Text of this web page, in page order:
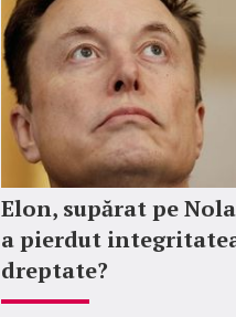
Elon, supărat pe
a pierdut
dreptate?